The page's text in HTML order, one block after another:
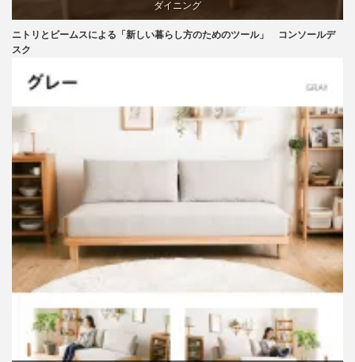
ダイニング
ビーチ
ブランディング
ニトリとビームスによる「新しい暮らし方のためのツール」 コンソールデ
スク